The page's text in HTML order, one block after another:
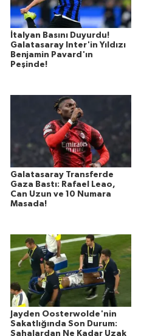
İtalyan Basını Duyurdu!
Galatasaray Inter'in Yıldızı
Benjamin Pavard'ın
Peşinde!
Galatasaray Transferde
Gaza Bastı: Rafael Leao,
Can Uzun ve 10 Numara
Masada!
Jayden Oosterwolde'nin
Sakatlığında Son Durum:
Sahalardan Ne Kadar Uzak